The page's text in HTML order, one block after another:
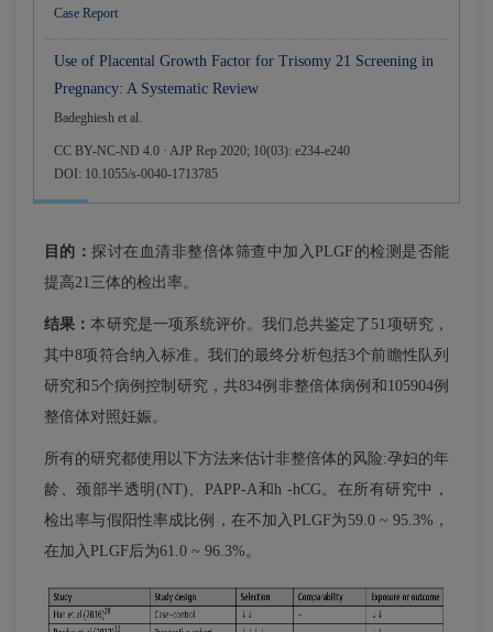
Case Report
Use of Placental Growth Factor for Trisomy 21 Screening in
Pregnancy: A Systematic Review
Badeghiesh et al.
CC BY-NC-ND 4.0 · AJP Rep 2020; 10(03): e234-e240
DOI: 10.1055/s-0040-1713785
目的：探讨在血清非整倍体筛查中加入PLGF的检测是否能
提高21三体的检出率。
结果：本研究是一项系统评价。我们总共鉴定了51项研究，
其中8项符合纳入标准。我们的最终分析包括3个前瞻性队列
研究和5个病例控制研究，共834例非整倍体病例和105904例
整倍体对照妊娠。
所有的研究都使用以下方法来估计非整倍体的风险:孕妇的年
龄、颈部半透明(NT)、PAPP-A和h -hCG。在所有研究中，
检出率与假阳性率成比例，在不加入PLGF为59.0 ~ 95.3%，
在加入PLGF后为61.0 ~ 96.3%。